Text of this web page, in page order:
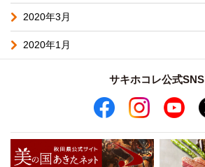
2020年3月
2020年1月
サキホコレ公式SNS